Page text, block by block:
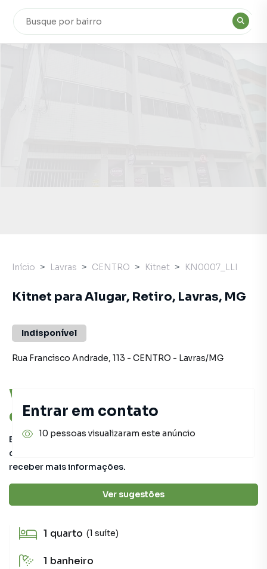
Você pode encontrar novas
oportunidades!
Este imóvel não está mais disponível, mas você pode
conferir outros em nosso site ou deixar seu contato para
receber mais informações.
Ver sugestões
Detalhes do imóvel
1 quarto (1 suíte)
1 banheiro
Início Lavras CENTRO Kitnet KN0007_LLI
Kitnet para Alugar, Retiro, Lavras, MG
Indisponível
Rua Francisco Andrade, 113 - CENTRO - Lavras/MG
Entrar em contato
10 pessoas visualizaram este anúncio